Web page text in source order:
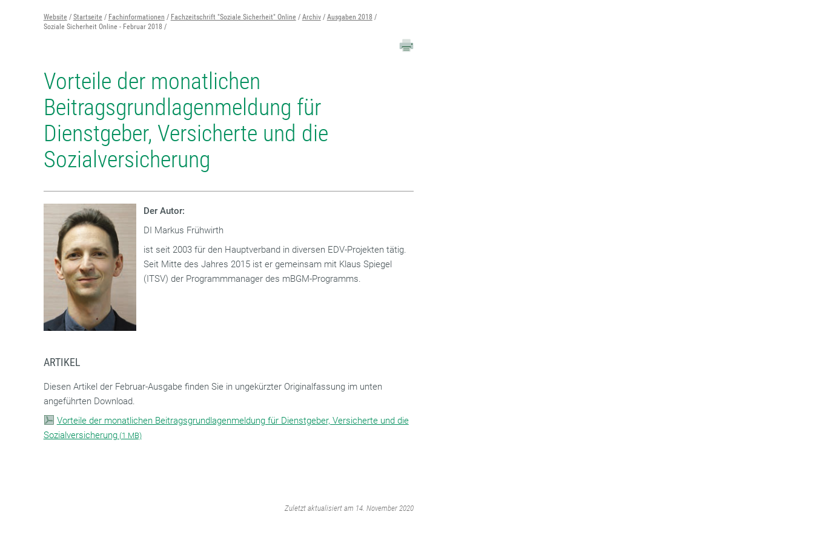
Website Startseite Fachinformationen Fachzeitschrift "Soziale Sicherheit" Online Archiv
Ausgaben 2018
Soziale Sicherheit Online - Februar 2018
Vorteile der monatlichen
Beitragsgrundlagenmeldung für
Dienstgeber, Versicherte und die
Sozialversicherung
Der Autor:
DI Markus Frühwirth
ist seit 2003 für den Hauptverband in diversen EDV-Projekten tätig.
Seit Mitte des Jahres 2015 ist er gemeinsam mit Klaus Spiegel
(ITSV) der Programmmanager des mBGM-Programms.
ARTIKEL
Diesen Artikel der Februar-Ausgabe finden Sie in ungekürzter Originalfassung im unten
angeführten Download.
Vorteile der monatlichen Beitragsgrundlagenmeldung für Dienstgeber, Versicherte und die
Sozialversicherung(1 MB)
‌Zuletzt aktualisiert am 14. November 2020